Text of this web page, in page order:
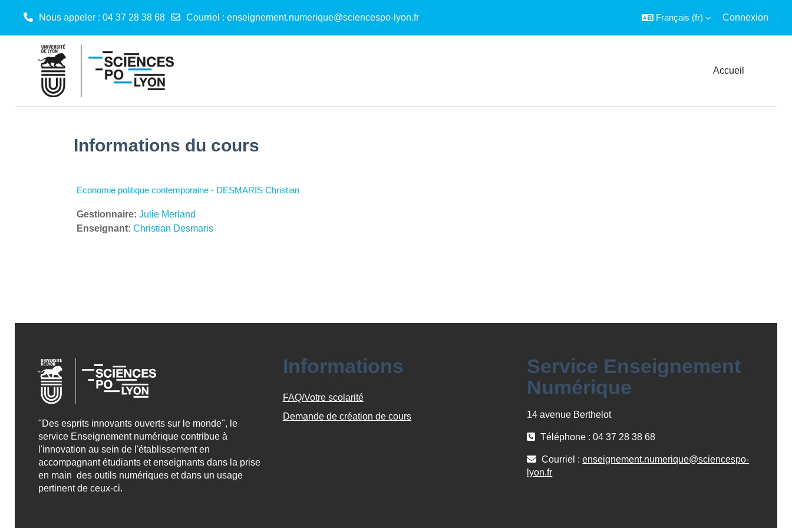
Nous appeler : 04 37 28 38 68 Courriel : enseignement.numerique@sciencespo-lyon.fr Français ‎(fr)‎ Connexion
Accueil
Informations du cours
Economie politique contemporaine - DESMARIS Christian
Gestionnaire: Julie Merland
Enseignant: Christian Desmaris
"Des esprits innovants ouverts sur le monde", le
service Enseignement numérique contribue à
l'innovation au sein de l'établissement en
accompagnant étudiants et enseignants dans la prise
en main des outils numériques et dans un usage
pertinent de ceux-ci.
Informations
FAQ/Votre scolarité
Demande de création de cours
Service Enseignement
Numérique
14 avenue Berthelot
Téléphone : 04 37 28 38 68
Courriel :enseignement.numerique@sciencespo-
lyon.fr